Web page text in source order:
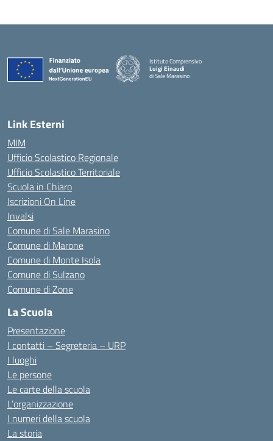
Istituto Comprensivo
Luigi Einaudi
di Sale Marasino
Link Esterni
MIM
Ufficio Scolastico Regionale
Ufficio Scolastico Territoriale
Scuola in Chiaro
Iscrizioni On Line
Invalsi
Comune di Sale Marasino
Comune di Marone
Comune di Monte Isola
Comune di Sulzano
Comune di Zone
La Scuola
Presentazione
I contatti – Segreteria – URP
I luoghi
Le persone
Le carte della scuola
L’organizzazione
I numeri della scuola
La storia